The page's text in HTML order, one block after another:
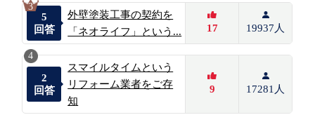
3
5
回答
外壁塗装工事の契約を
「ネオライフ」という...
17 19937人
4
2
回答
スマイルタイムという
リフォーム業者をご存
知
9 17281人